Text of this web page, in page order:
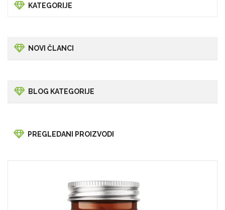
KATEGORIJE
NOVI ČLANCI
BLOG KATEGORIJE
PREGLEDANI PROIZVODI